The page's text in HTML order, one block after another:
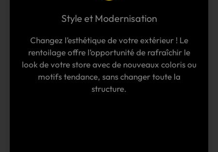
Style et Modernisation
Changez l’esthétique de votre extérieur ! Le
rentoilage offre l’opportunité de rafraîchir le
look de votre store avec de nouveaux coloris ou
motifs tendance, sans changer toute la
structure.